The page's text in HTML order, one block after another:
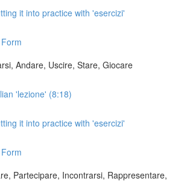
it into practice with 'esercizi'
Andare, Uscire, Stare, Giocare
'lezione' (8:18)
it into practice with 'esercizi'
Partecipare, Incontrarsi, Rappresentare,